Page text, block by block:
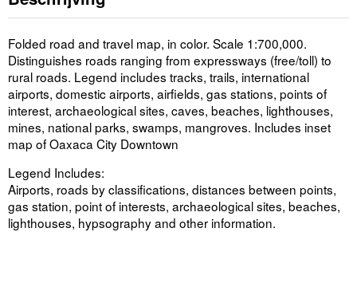
Folded road and travel map, in color. Scale 1:700,000.
Distinguishes roads ranging from expressways (free/toll) to
rural roads. Legend includes tracks, trails, international
airports, domestic airports, airfields, gas stations, points of
interest, archaeological sites, caves, beaches, lighthouses,
mines, national parks, swamps, mangroves. Includes inset
map of Oaxaca City Downtown
Legend Includes:
Airports, roads by classifications, distances between points,
gas station, point of interests, archaeological sites, beaches,
lighthouses, hypsography and other information.